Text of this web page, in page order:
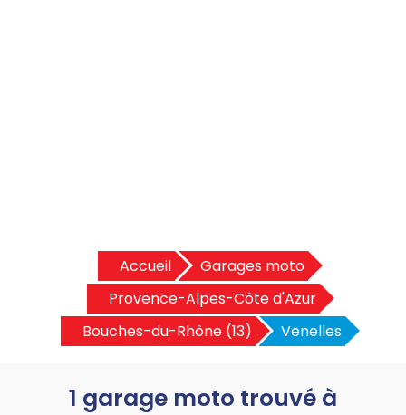
Accueil
Garages moto
Provence-Alpes-Côte d'Azur
Bouches-du-Rhône (13)
Venelles
1 garage moto trouvé à